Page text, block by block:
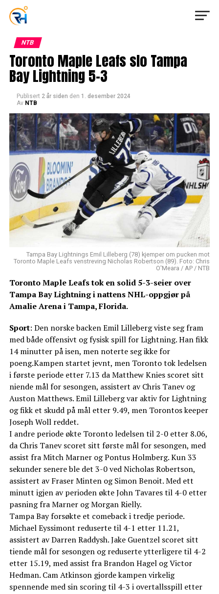
NTB
Toronto Maple Leafs slo Tampa
Bay Lightning 5-3
Publisert 2 år siden den 1. desember 2024
Av NTB
Tampa Bay Lightnings Emil Lilleberg (78) kjemper om pucken mot
Toronto Maple Leafs venstreving Nicholas Robertson (89). Foto: Chris
O'Meara / AP / NTB
Toronto Maple Leafs tok en solid 5-3-seier over
Tampa Bay Lightning i nattens NHL-oppgjør på
Amalie Arena i Tampa, Florida.
Sport: Den norske backen Emil Lilleberg viste seg fram
med både offensivt og fysisk spill for Lightning. Han fikk
14 minutter på isen, men noterte seg ikke for
poeng.Kampen startet jevnt, men Toronto tok ledelsen
i første periode etter 7.13 da Matthew Knies scoret sitt
niende mål for sesongen, assistert av Chris Tanev og
Auston Matthews. Emil Lilleberg var aktiv for Lightning
og fikk et skudd på mål etter 9.49, men Torontos keeper
Joseph Woll reddet.
I andre periode økte Toronto ledelsen til 2-0 etter 8.06,
da Chris Tanev scoret sitt første mål for sesongen, med
assist fra Mitch Marner og Pontus Holmberg. Kun 33
sekunder senere ble det 3-0 ved Nicholas Robertson,
assistert av Fraser Minten og Simon Benoit. Med ett
minutt igjen av perioden økte John Tavares til 4-0 etter
pasning fra Marner og Morgan Rielly.
Tampa Bay forsøkte et comeback i tredje periode.
Michael Eyssimont reduserte til 4-1 etter 11.21,
assistert av Darren Raddysh. Jake Guentzel scoret sitt
tiende mål for sesongen og reduserte ytterligere til 4-2
etter 15.19, med assist fra Brandon Hagel og Victor
Hedman. Cam Atkinson gjorde kampen virkelig
spennende med sin scoring til 4-3 i overtallsspill etter